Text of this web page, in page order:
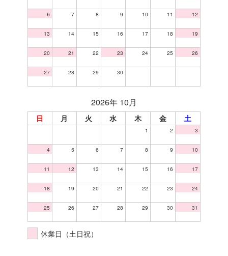
6 7 8 9 10 11 12
13 14 15 16 17 18 19
20 21 22 23 24 25 26
27 28 29 30
2026年 10月
日 月 火 水 木 金 土
1 2 3
4 5 6 7 8 9 10
11 12 13 14 15 16 17
18 19 20 21 22 23 24
25 26 27 28 29 30 31
休業日（土日祝）